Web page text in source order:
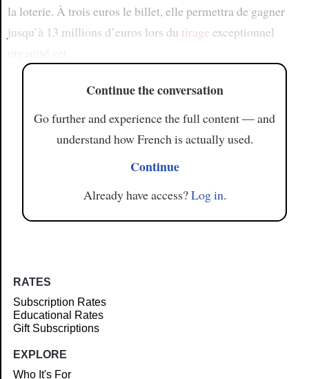
la loterie. À trois euros le billet, elle permettra de gagner
jusqu’à 13 millions d’euros lors du tirage exceptionnel
Continue the conversation
Go further and experience the full content — and
understand how French is actually used.
Continue
Already have access?Log in.
RATES
Subscription Rates
Educational Rates
Gift Subscriptions
EXPLORE
Who It's For